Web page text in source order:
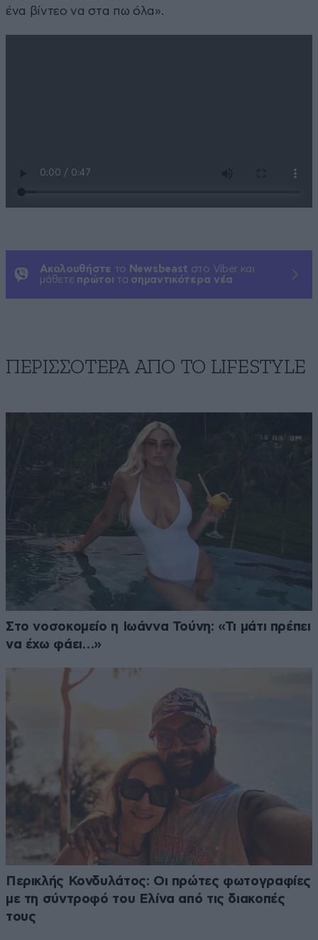
ένα βίντεο να στα πω όλα».
Ακολουθήστε το Newsbeast στο Viber και
μάθετε πρώτοι τα σημαντικότερα νέα
ΠΕΡΙΣΣΟΤΕΡΑ ΑΠΟ ΤΟ LIFESTYLE
Στο νοσοκομείο η Ιωάννα Τούνη: «Τι μάτι πρέπει
να έχω φάει…»
Περικλής Κονδυλάτος: Οι πρώτες φωτογραφίες
με τη σύντροφό του Ελίνα από τις διακοπές
τους